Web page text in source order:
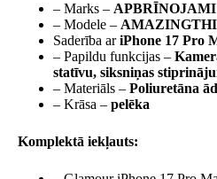
– Marks – APBRĪNOJAMI
– Modele –
Saderība ariPhone 17 Pro
– Papildu funkcijas –
statīvu, siksniņas
– Materiāls – Poliuretāna
– Krāsa – pelēka
Komplektā iekļauts: